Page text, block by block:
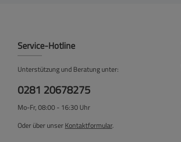
Service-Hotline
Unterstützung und Beratung unter:
0281 20678275
Mo-Fr, 08:00 - 16:30 Uhr
Oder über unserKontaktformular.